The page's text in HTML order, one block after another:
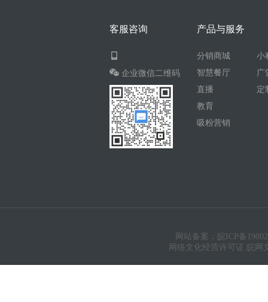
客服咨询
企业微信二维码
产品与服务
分销商城
智慧餐厅
直播
教育
吸粉营销
小
广
定
网站备案：皖ICP备
网络文化经营许可证 皖网